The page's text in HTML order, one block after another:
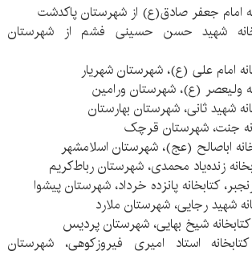
امام جعفر صادق(ع) از شهرستان پاکدشت
شهید حسن حسینی فشم از شهرستان
امام علی (ع)، شهرستان شهریار
ولیعصر (ع)، شهرستان ورامین
شهید ثانی، شهرستان بهارستان
جنت، شهرستان قرچک
اباصالح (عج)، شهرستان اسلامشهر
زنده‌یاد محمدی، شهرستان رباط‌کریم
کتابخانه پانزده خرداد، شهرستان پیشوا
شهید رجایی، شهرستان ملارد
شیخ بهایی، شهرستان پردیس
استاد امیری فیروزکوهی، شهرستان